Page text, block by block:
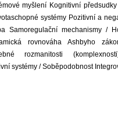
myšlení Kognitivní
systémy Pozitivní a
Samoregulační mechanismy /
rovnováha Ashbyho
rozmanitosti
systémy / Soběpodobnost